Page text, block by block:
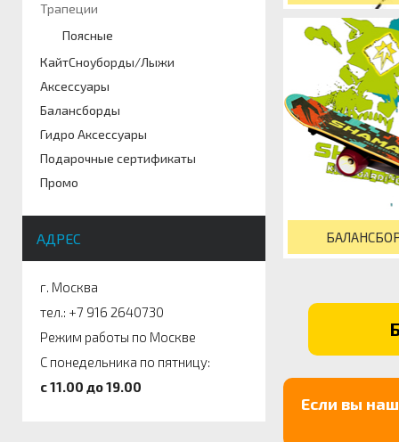
Трапеции
Поясные
КайтСноуборды/Лыжи
Аксессуары
Балансборды
Гидро Аксессуары
Подарочные сертификаты
Промо
АДРЕС
г. Москва
тел.: +7 916 2640730
Режим работы по Москве
С понедельника по пятницу:
c 11.00 до 19.00
Если вы